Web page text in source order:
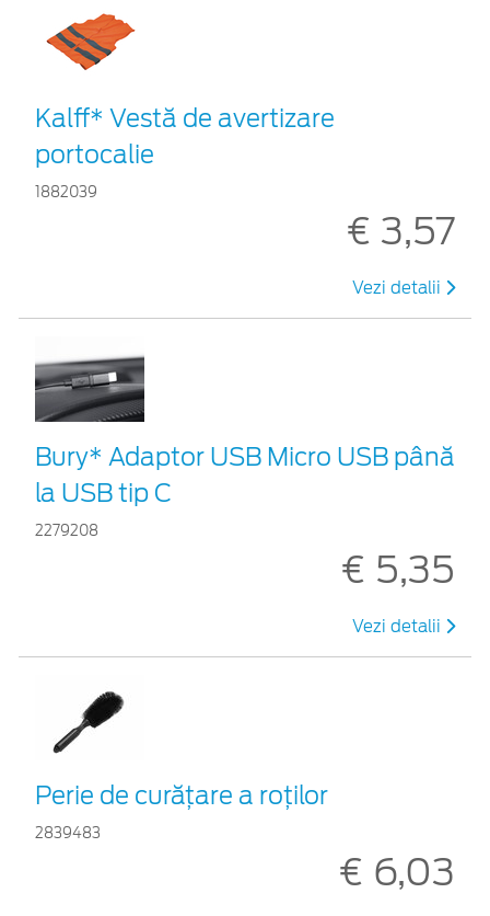
Kalff* Vestă de avertizare
portocalie
1882039
€ 3,57
Vezi detalii
Bury* Adaptor USB Micro USB până
la USB tip C
2279208
€ 5,35
Vezi detalii
Perie de curățare a roților
2839483
€ 6,03